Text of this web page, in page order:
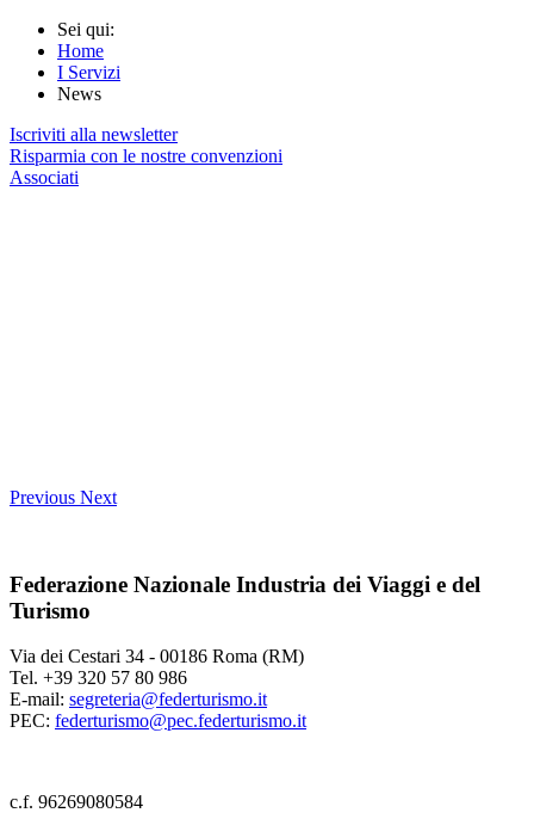
Sei qui:
Home
I Servizi
News
Iscriviti alla newsletter
Risparmia con le nostre convenzioni
Associati
Previous Next
Federazione Nazionale Industria dei Viaggi e del
Turismo
Via dei Cestari 34 - 00186 Roma (RM)
Tel. +39 320 57 80 986
E-mail: segreteria@federturismo.it
PEC: federturismo@pec.federturismo.it
c.f. 96269080584